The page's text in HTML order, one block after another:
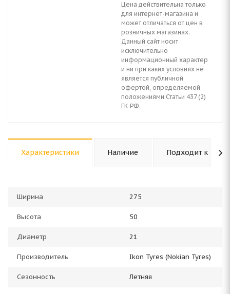
Цена действительна только
для интернет-магазина и
может отличаться от цен в
розничных магазинах.
Данный сайт носит
исключительно
информационный характер
и ни при каких условиях не
является публичной
офертой, определяемой
положениями Статьи 437 (2)
ГК РФ.
Характеристики Наличие Подходит к авто
Ширина 275
Высота 50
Диаметр 21
Производитель Ikon Tyres (Nokian Tyres)
Сезонность Летняя